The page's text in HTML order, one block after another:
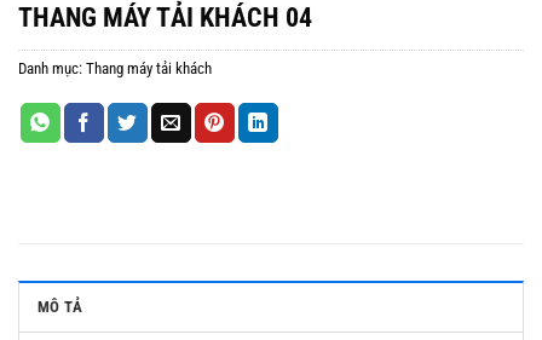
THANG MÁY TẢI KHÁCH 04
Danh mục: Thang máy tải khách
MÔ TẢ